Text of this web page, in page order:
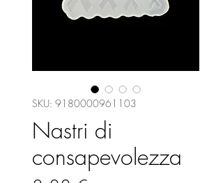
SKU: 9180000961103
Nastri di
consapevolezza